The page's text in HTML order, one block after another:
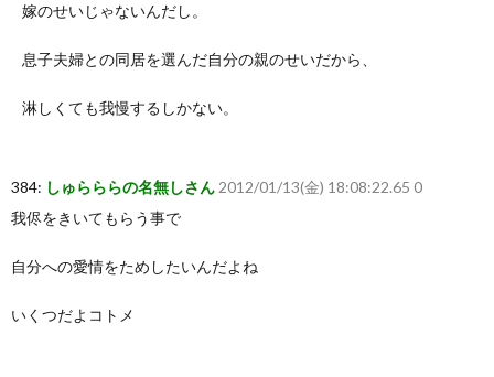
嫁のせいじゃないんだし。
息子夫婦との同居を選んだ自分の親のせいだから、
淋しくても我慢するしかない。
384: しゅらららの名無しさん 2012/01/13(金) 18:08:22.65 0
我侭をきいてもらう事で
自分への愛情をためしたいんだよね
いくつだよコトメ